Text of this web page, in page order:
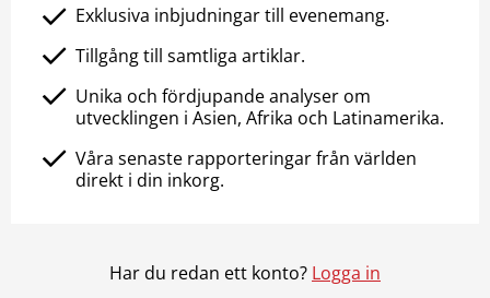
Exklusiva inbjudningar till evenemang.
Tillgång till samtliga artiklar.
Unika och fördjupande analyser om
utvecklingen i Asien, Afrika och Latinamerika.
Våra senaste rapporteringar från världen
direkt i din inkorg.
Har du redan ett konto? Logga in